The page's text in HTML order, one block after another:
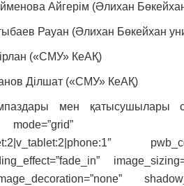
Айгерім (Әлихан
Рауан (Әлихан Бөкейхан
(«СМУ» КеАҚ)
Ділшат («СМУ» КеАҚ)
мен қатысушылары